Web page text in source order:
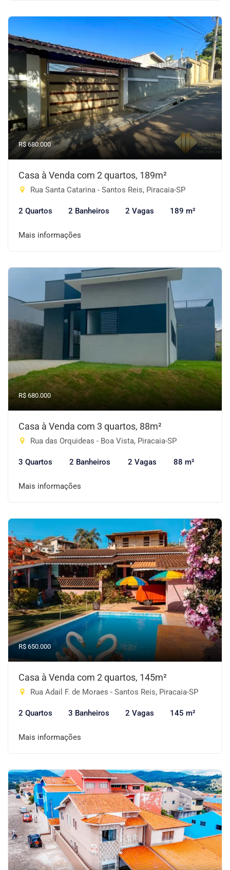
R$ 680.000
Casa à Venda com 2 quartos, 189m²
Rua Santa Catarina - Santos Reis, Piracaia-SP
2 Quartos 2 Banheiros 2 Vagas 189 m²
Mais informações
R$ 680.000
Casa à Venda com 3 quartos, 88m²
Rua das Orquideas - Boa Vista, Piracaia-SP
3 Quartos 2 Banheiros 2 Vagas 88 m²
Mais informações
R$ 650.000
Casa à Venda com 2 quartos, 145m²
Rua Adail F. de Moraes - Santos Reis, Piracaia-SP
2 Quartos 3 Banheiros 2 Vagas 145 m²
Mais informações